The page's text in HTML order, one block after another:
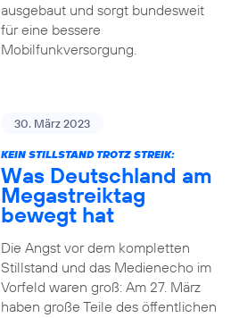
ausgebaut und sorgt bundesweit
für eine bessere
Mobilfunkversorgung.
30. März 2023
KEIN STILLSTAND TROTZ STREIK:
Was Deutschland am
Megastreiktag
bewegt hat
Die Angst vor dem kompletten
Stillstand und das Medienecho im
Vorfeld waren groß: Am 27. März
haben große Teile des öffentlichen